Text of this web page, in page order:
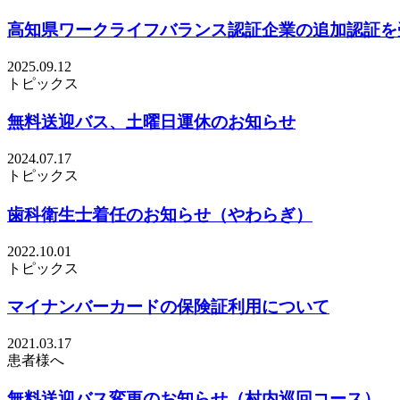
高知県ワークライフバランス認証企業の追加認証
2025.09.12
トピックス
無料送迎バス、土曜日運休のお知らせ
2024.07.17
トピックス
歯科衛生士着任のお知らせ（やわらぎ）
2022.10.01
トピックス
マイナンバーカードの保険証利用について
2021.03.17
患者様へ